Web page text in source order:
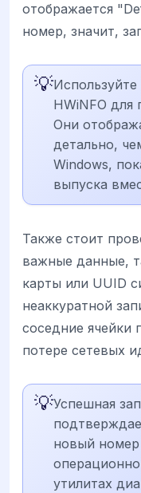
отображается
номер, значит,
💡
HWiNFO для
Они
детально,
Windows,
выпуска
Также стоит
важные данные,
карты или UUID
неаккуратной
соседние ячейки
потере сетевых
💡Успешная
новый номер
утилитах